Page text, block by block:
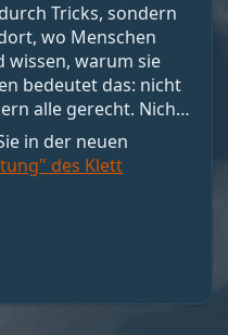
Tricks, sondern
wo Menschen
wissen, warum sie
bedeutet das: nicht
alle gerecht. Nicht
schaffen, unter
kann. Nicht loben,
vor allem:
wollen dürfen."
in der neuen
des Klett